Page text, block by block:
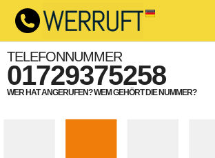
TELEFONNUMMER
01729375258
WER HAT ANGERUFEN? WEM GEHÖRT DIE NUMMER?